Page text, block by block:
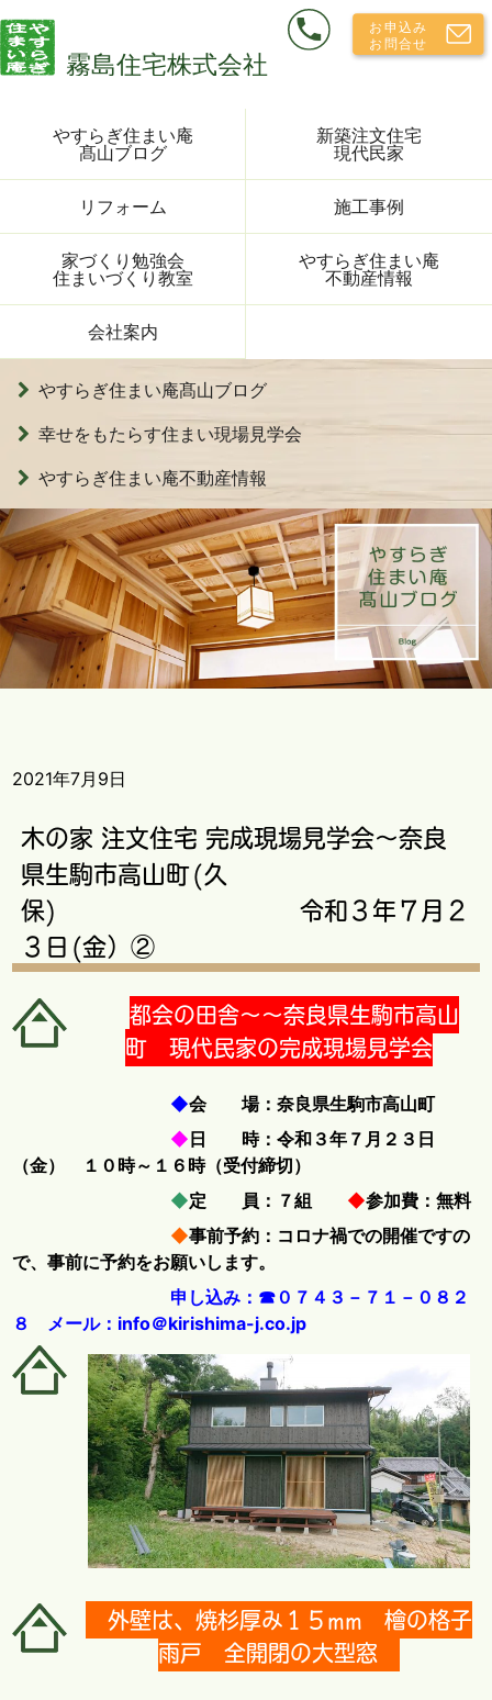
やすらぎ住まい庵
髙山ブログ
新築注文住宅
現代民家
リフォーム 施工事例
家づくり勉強会
住まいづくり教室
やすらぎ住まい庵
不動産情報
会社案内
やすらぎ住まい庵髙山ブログ
幸せをもたらす住まい現場見学会
やすらぎ住まい庵不動産情報
2021年7月9日
木の家 注文住宅 完成現場見学会～奈良
県生駒市高山町(久
保) 令和３年７月２
３日(金）②
都会の田舎～～奈良県生駒市高山
町 現代民家の完成現場見学会
◆会 場：奈良県生駒市高山町
◆日 時：令和３年７月２３日
（金） １０時～１６時（受付締切）
◆定 員：７組 ◆参加費：無料
◆事前予約：コロナ禍での開催ですの
で、事前に予約をお願いします。
申し込み：☎０７４３－７１－０８２
８ メール：info＠kirishima-j.co.jp
外壁は、焼杉厚み１５mm 檜の格子
雨戸 全開閉の大型窓